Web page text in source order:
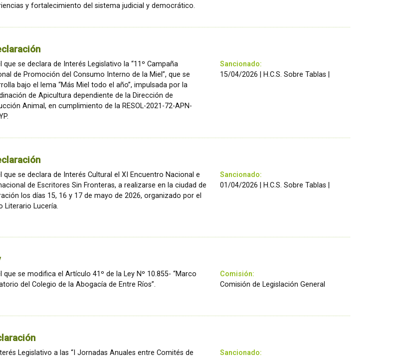
y fortalecimiento del sistema judicial y democrático.
que se declara de Interés Legislativo la “11º Campaña
de Promoción del Consumo Interno de la Miel”, que se
bajo el lema “Más Miel todo el año”, impulsada por la
de Apicultura dependiente de la Dirección de
Animal, en cumplimiento de la RESOL-2021-72-APN-
Sancionado:
15/04/2026 | H.C.S. Sobre Tablas |
que se declara de Interés Cultural el XI Encuentro Nacional e
de Escritores Sin Fronteras, a realizarse en la ciudad de
los días 15, 16 y 17 de mayo de 2026, organizado por el
Literario Lucería.
Sancionado:
01/04/2026 | H.C.S. Sobre Tablas |
que se modifica el Artículo 41º de la Ley Nº 10.855- “Marco
del Colegio de la Abogacía de Entre Ríos”.
Comisión:
Comisión de Legislación General
Legislativo a las “I Jornadas Anuales entre Comités de
Sancionado: